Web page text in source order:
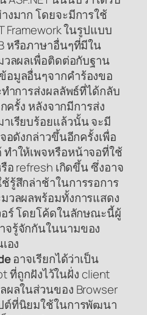
งมาก โดยจะมีการใช้
Framework ในรูปแบบ
หรือภาษาอื่นๆที่มีใน
วลผลเพื่อติดต่อกับฐาน
อมูลอื่นๆจากคำร้องขอ
ำการส่งผลลัพธ์ที่ได้กลับ
ครั้ง หลังจากมีการส่ง
เรียบร้อยแล้วนั้น จะมี
อดังกล่าวขึ้นอีกครั้งเพื่อ
ำให้เพจหรือหน้าจอที่ใช้
อ refresh เกิดขึ้น ซึ่งอาจ
รู้สึกล่าช้าในการรอการ
วลผลพร้อมทั้งการแสดง
อร์ โดยโค้ดในลักษณะนี้ผู้
รู้จักกันในนามของ
อง
อาจเรียกได้ว่าเป็น
ที่ถูกฝังไว้ในฝั่ง client
ผลในส่วนของ Browser
ต์ที่นิยมใช้ในการพัฒนา